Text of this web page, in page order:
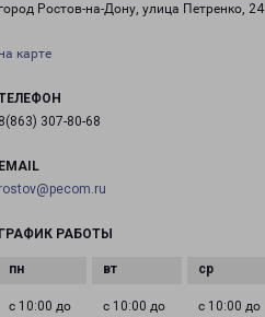
Ростов-на-Дону, улица Петренко, 24
карте
307-80-68
РАБОТЫ
с 10:00 до
с 10:00 до
с 10:00 до